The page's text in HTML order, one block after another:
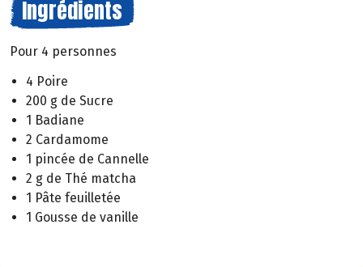
Ingrédients
Pour 4 personnes
4 Poire
200 g de Sucre
1 Badiane
2 Cardamome
1 pincée de Cannelle
2 g de Thé matcha
1 Pâte feuilletée
1 Gousse de vanille